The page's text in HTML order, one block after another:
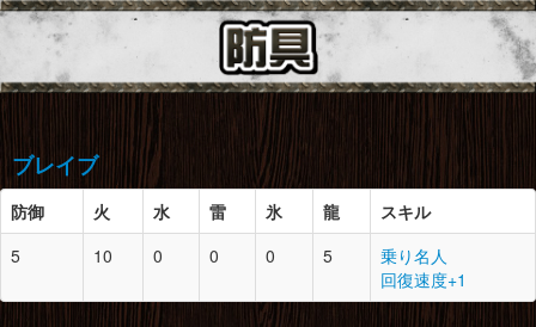
ブレイブ
防御 火 水 雷 氷 龍
スキル
5
10 0 0 0 5
乗り名人
回復速度+1
防御 スロット
必要素材
頭
1 1
竜骨【小】×1